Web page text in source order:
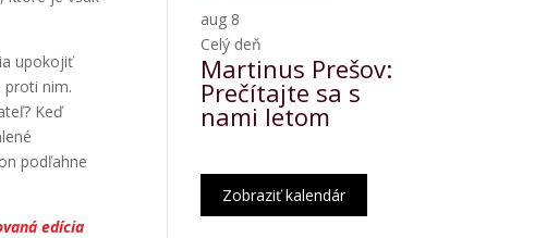
upokojiť
proti nim.
Keď
podľahne
edícia
aug 8
Celý deň
Martinus Prešov:
Prečítajte sa s
nami letom
Zobraziť kalendár